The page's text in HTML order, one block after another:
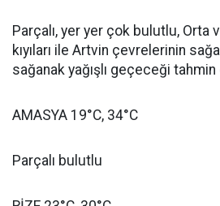
Parçalı, yer yer çok bulutlu, Orta
kıyıları ile Artvin çevrelerinin
sağanak yağışlı geçeceği tahmin
AMASYA 19°C, 34°C
Parçalı bulutlu